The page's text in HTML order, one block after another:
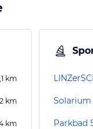
km
km
km
Solarium
Parkbad